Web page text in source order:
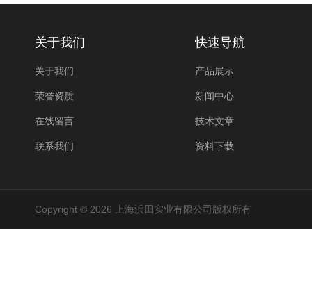
关于我们
关于我们
荣誉资质
在线留言
联系我们
快速导航
产品展示
新闻中心
技术文章
资料下载
Copyright © 2026 上海浜田实业有限公司版权所有